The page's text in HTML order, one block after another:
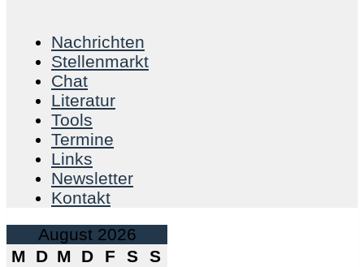
Nachrichten
Stellenmarkt
Chat
Literatur
Tools
Termine
Links
Newsletter
Kontakt
August 2026
M
D M D F S S